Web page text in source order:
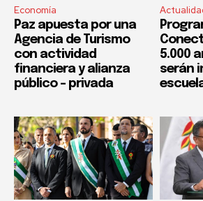
Economía
Paz apuesta por una
Agencia de Turismo
con actividad
financiera y alianza
público – privada
5.000
serán